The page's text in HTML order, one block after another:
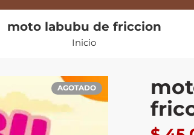
moto labubu de friccion
Inicio
AGOTADO